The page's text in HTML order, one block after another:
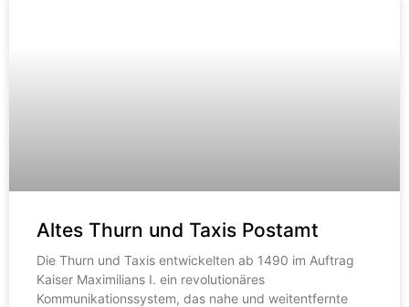
Altes Thurn und Taxis Postamt
Die Thurn und Taxis entwickelten ab 1490 im Auftrag
Kaiser Maximilians I. ein revolutionäres
Kommunikationssystem, das nahe und weitentfernte